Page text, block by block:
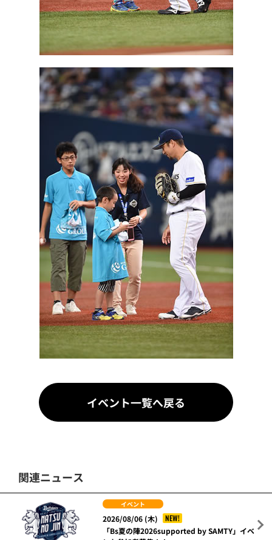
イベント一覧へ戻る
関連ニュース
イベント
2026/08/06 (木)
NEW!
「Bs夏の陣2026supported by SAMTY」イベ